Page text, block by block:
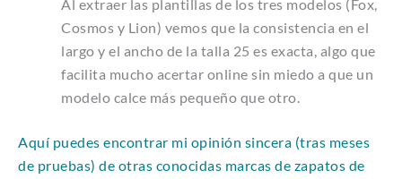
Al extraer las plantillas de los tres modelos (Fox,
Cosmos y Lion) vemos que la consistencia en el
largo y el ancho de la talla 25 es exacta, algo que
facilita mucho acertar online sin miedo a que un
modelo calce más pequeño que otro.
Aquí puedes encontrar mi opinión sincera (tras meses
de pruebas) de otras conocidas marcas de zapatos de